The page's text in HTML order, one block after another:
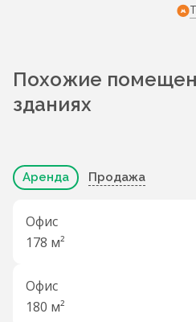
Похожие
зданиях
Аренда Продажа
Офис
178 м²
Офис
180 м²